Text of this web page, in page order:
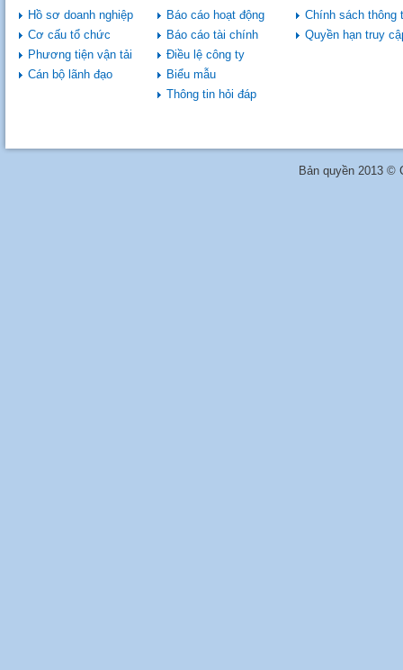
Hồ sơ doanh nghiệp
Cơ cấu tổ chức
Phương tiện vận tải
Cán bộ lãnh đạo
Báo cáo hoạt động
Báo cáo tài chính
Điều lệ công ty
Biểu mẫu
Thông tin hỏi đáp
Chính sách thông
Quyền hạn truy
Bản quyền 2013 ©